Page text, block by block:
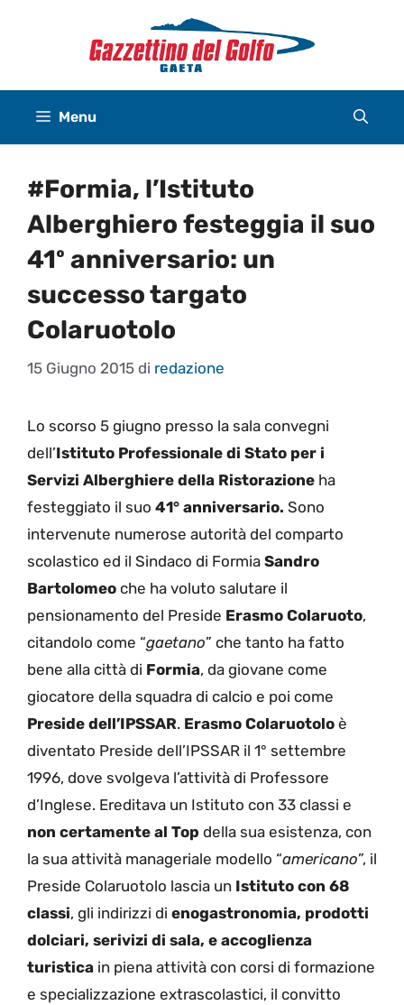
Menu
#Formia, l’Istituto
Alberghiero festeggia il suo
41º anniversario: un
successo targato
Colaruotolo
15 Giugno 2015 di redazione
Lo scorso 5 giugno presso la sala convegni
dell’Istituto Professionale di Stato per i
Servizi Alberghiere della Ristorazione ha
festeggiato il suo 41° anniversario. Sono
intervenute numerose autorità del comparto
scolastico ed il Sindaco di Formia Sandro
Bartolomeo che ha voluto salutare il
pensionamento del Preside Erasmo Colaruoto,
citandolo come “gaetano” che tanto ha fatto
bene alla città di Formia, da giovane come
giocatore della squadra di calcio e poi come
Preside dell’IPSSAR. Erasmo Colaruotolo è
diventato Preside dell’IPSSAR il 1° settembre
1996, dove svolgeva l’attività di Professore
d’Inglese. Ereditava un Istituto con 33 classi e
non certamente al Top della sua esistenza, con
la sua attività manageriale modello “americano”, il
Preside Colaruotolo lascia un Istituto con 68
classi, gli indirizzi di enogastronomia, prodotti
dolciari, serivizi di sala, e accoglienza
turistica in piena attività con corsi di formazione
e specializzazione extrascolastici, il convitto